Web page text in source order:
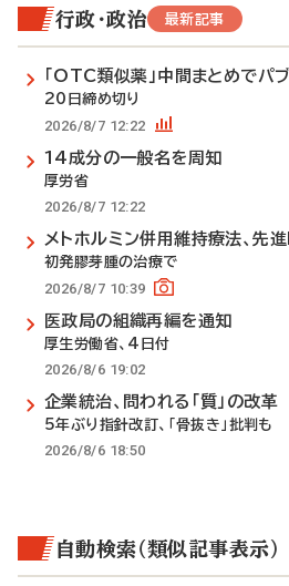
行政・政治 最新記事
「OTC類似薬」中間まとめでパ
20日締め切り
2026/8/7 12:22
14成分の一般名を周知
厚労省
2026/8/7 12:22
メトホルミン併用維持療法、先
初発膠芽腫の治療で
2026/8/7 10:39
医政局の組織再編を通知
厚生労働省、4日付
2026/8/6 19:02
企業統治、問われる「質」の改革
5年ぶり指針改訂、「骨抜き」批判も
2026/8/6 18:50
自動検索（類似記事表示）